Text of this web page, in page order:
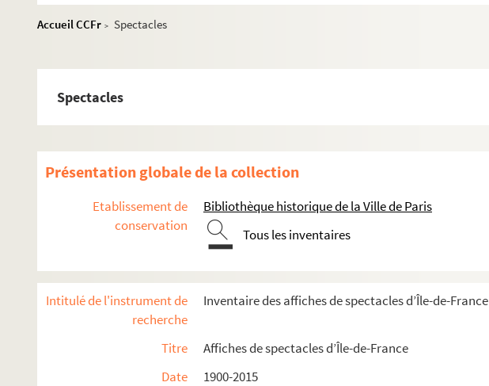
Accueil CCFr > Spectacles
Spectacles
Présentation globale de la collection
Etablissement de
conservation
Bibliothèque historique de la Ville de Paris
Tous les inventaires
Intitulé de l'instrument de
recherche
Inventaire des affiches de spectacles d’Île-de-France
Titre
Affiches de spectacles d’Île-de-France
Date
1900-2015
Seine-et-Marne